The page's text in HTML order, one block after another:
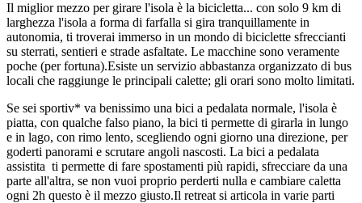
Il miglior mezzo per girare l'isola è la bicicletta... con solo 9 km di
larghezza l'isola a forma di farfalla si gira tranquillamente in
autonomia, ti troverai immerso in un mondo di biciclette sfreccianti
su sterrati, sentieri e strade asfaltate. Le macchine sono veramente
poche (per fortuna).Esiste un servizio abbastanza organizzato di bus
locali che raggiunge le principali calette; gli orari sono molto limitati.
Se sei sportiv* va benissimo una bici a pedalata normale, l'isola è
piatta, con qualche falso piano, la bici ti permette di girarla in lungo
e in lago, con rimo lento, scegliendo ogni giorno una direzione, per
goderti panorami e scrutare angoli nascosti. La bici a pedalata
assistita ti permette di fare spostamenti più rapidi, sfrecciare da una
parte all'altra, se non vuoi proprio perderti nulla e cambiare caletta
ogni 2h questo è il mezzo giusto.Il retreat si articola in varie parti